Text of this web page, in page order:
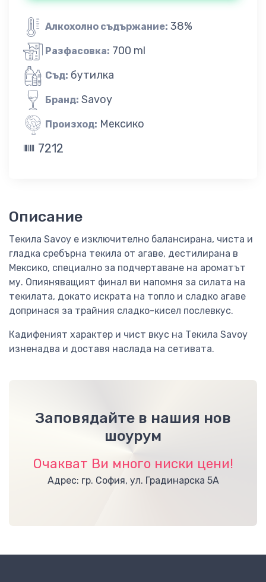
Алкохолно съдържание: 38%
Разфасовка: 700 ml
Съд: бутилка
Бранд: Savoy
Произход: Мексико
7212
Описание
Текила Savoy е изключително балансирана, чиста и
гладка сребърна текила от агаве, дестилирана в
Мексико, специално за подчертаване на ароматът
му. Опияняващият финал ви напомня за силата на
текилата, докато искрата на топло и сладко агаве
допринася за трайния сладко-кисел послевкус.
Кадифеният характер и чист вкус на Текила Savoy
изненадва и доставя наслада на сетивата.
Заповядайте в нашия нов
шоурум
Очакват Ви много ниски цени!
Адрес: гр. София, ул. Градинарска 5А